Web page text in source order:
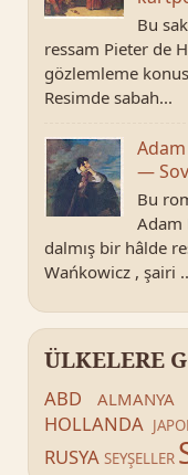
Bu
ressam Pieter de
gözlemleme
Resimde sabah...
—
Bu
Adam
dalmış bir hâlde
Wańkowicz , şairi
ÜLKELERE
ABD ALMANYA
HOLLANDA
RUSYA SEYŞELLER